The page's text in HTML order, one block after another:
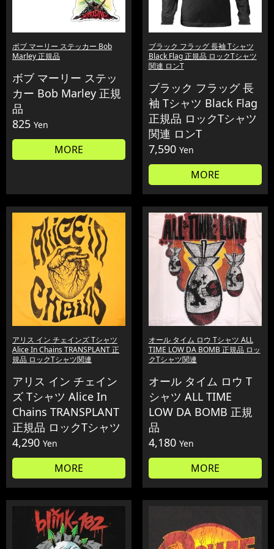
ボブ マーリー ステッカー Bob
Marley 正規品
ボブ マーリー ステッ
カー Bob Marley 正規
品
825 Yen
MORE
ブラック フラッグ 長袖 Tシャツ
Black Flag 正規品 ロックTシャツ
関連 ロンT
ブラック フラッグ 長
袖 Tシャツ Black Flag
正規品 ロックTシャツ
関連 ロンT
7,590 Yen
MORE
アリス イン チェインズ Tシャツ
Alice In Chains TRANSPLANT 正
規品 ロックTシャツ関連
アリス イン チェイン
ズ Tシャツ Alice In
Chains TRANSPLANT
正規品 ロックTシャツ
4,290 Yen
MORE
オール タイム ロウ Tシャツ ALL
TIME LOW DA BOMB 正規品 ロッ
クTシャツ関連
オール タイム ロウ T
シャツ ALL TIME
LOW DA BOMB 正規
品
4,180 Yen
MORE